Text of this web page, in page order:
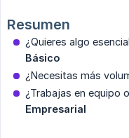
Resumen
¿Quieres algo
Básico
¿Necesitas más
¿Trabajas en equipo
Empresarial